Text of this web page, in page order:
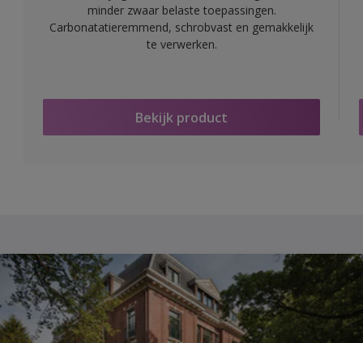
minder zwaar belaste toepassingen.
Carbonatatieremmend, schrobvast en gemakkelijk
te verwerken.
Bekijk product